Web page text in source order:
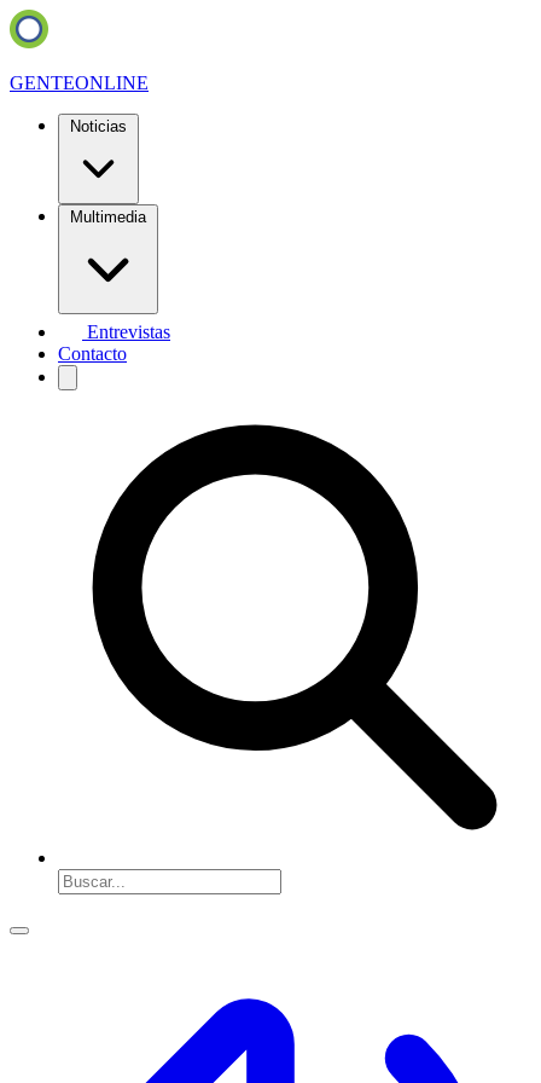
GENTEONLINE
Noticias
Multimedia
Entrevistas
Contacto